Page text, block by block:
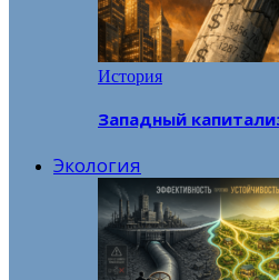
История
Западный
Экология